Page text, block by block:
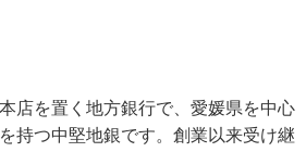
店を置く地方銀行で、愛媛県を中心
持つ中堅地銀です。創業以来受け継